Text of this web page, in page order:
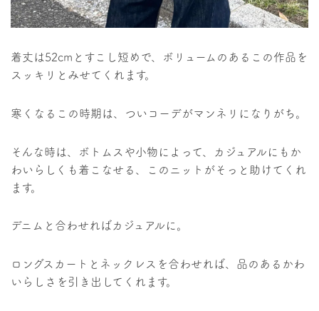
着丈は52cmとすこし短めで、ボリュームのあるこの作品を
スッキリとみせてくれます。
寒くなるこの時期は、ついコーデがマンネリになりがち。
そんな時は、ボトムスや小物によって、カジュアルにもか
わいらしくも着こなせる、このニットがそっと助けてくれ
ます。
デニムと合わせればカジュアルに。
ロングスカートとネックレスを合わせれば、品のあるかわ
いらしさを引き出してくれます。